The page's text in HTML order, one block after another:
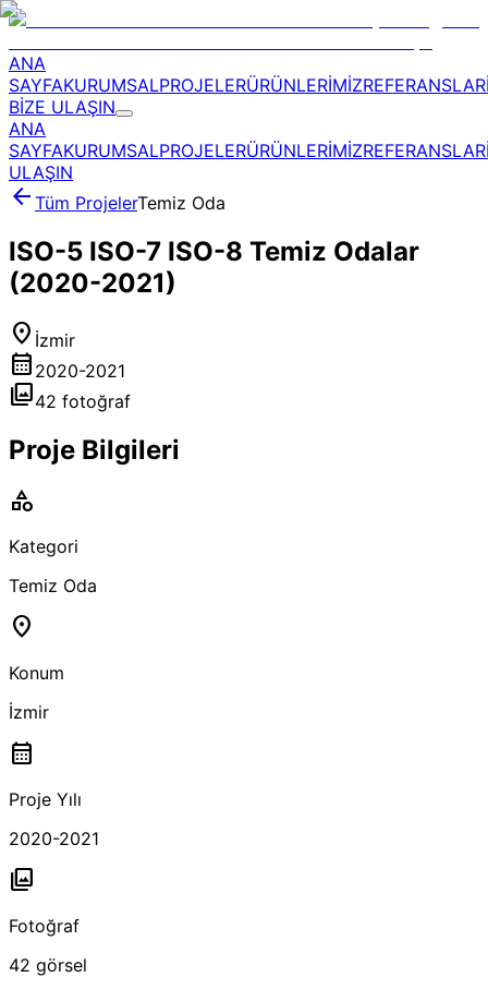
ANA
SAYFAKURUMSALPROJELERÜRÜNLERİMİZREFERANSLAR
BİZE ULAŞIN
ANA
SAYFAKURUMSALPROJELERÜRÜNLERİMİZREFERANSLAR
ULAŞIN
arrow_back Tüm ProjelerTemiz Oda
ISO-5 ISO-7 ISO-8 Temiz Odalar
(2020-2021)
location_on İzmir
calendar_month 2020-2021
photo_library42 fotoğraf
Proje Bilgileri
category
Kategori
Temiz Oda
location_on
Konum
İzmir
calendar_month
Proje Yılı
2020-2021
photo_library
Fotoğraf
42 görsel